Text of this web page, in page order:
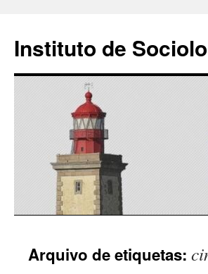
Instituto de
para
Arquivo de etiquetas: